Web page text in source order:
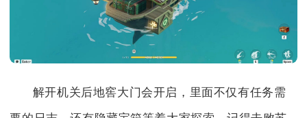
解开机关后地窖大门会开启，里面不仅有任务需